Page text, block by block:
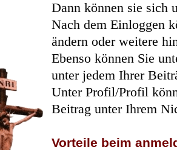
Dann können sie sich
Nach dem Einloggen
ändern oder weitere
Ebenso können Sie
unter jedem Ihrer
Unter Profil/Profil
Beitrag unter Ihrem
Vorteile beim